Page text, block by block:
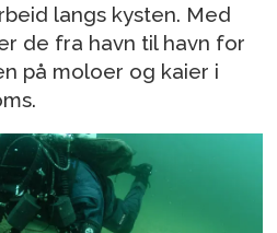
langs kysten. Med
de fra havn til havn for
på moloer og kaier i